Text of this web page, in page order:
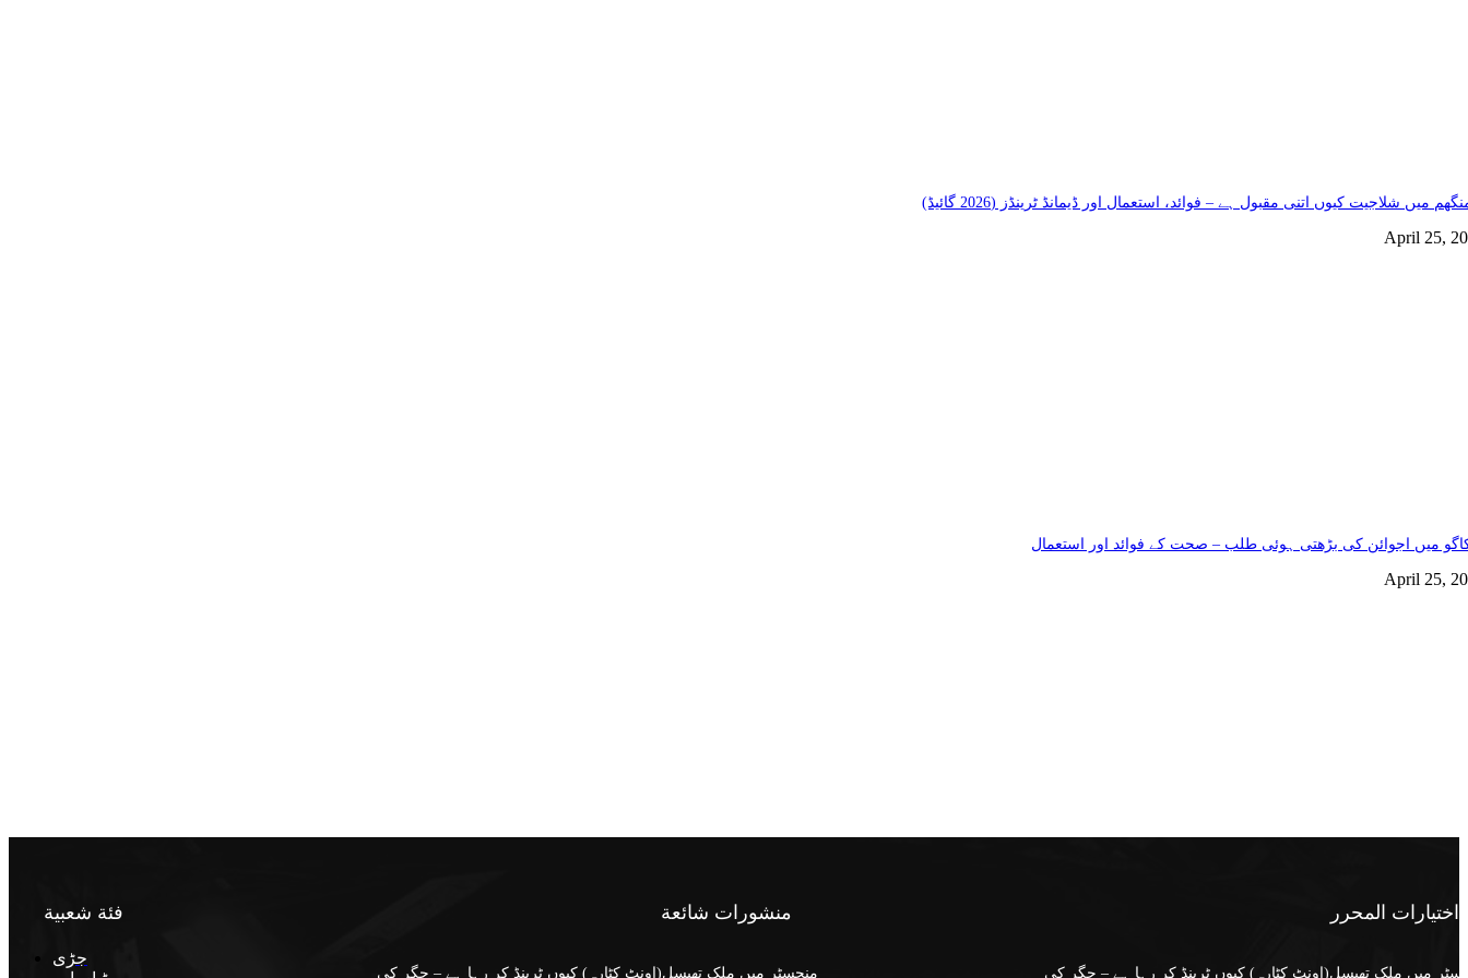
میں شلاجیت کیوں اتنی مقبول ہے – فوائد، استعمال اور ڈیمانڈ ٹرینڈز (2026 گائیڈ)
April 25,
میں اجوائن کی بڑھتی ہوئی طلب – صحت کے فوائد اور استعمال
April 25,
اختيارات المحرر
میں ملک تھیسل(اونٹ کٹارہ) کیوں ٹرینڈ کر رہا ہے – جگر کی
منشورات شائعة
منچسٹر میں ملک تھیسل(اونٹ کٹارہ) کیوں ٹرینڈ کر رہا ہے – جگر کی
فئة شعبية
جڑی